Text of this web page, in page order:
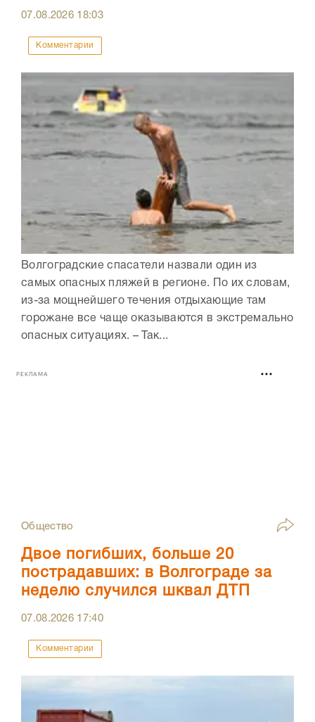
07.08.2026 18:03
Комментарии
Волгоградские спасатели назвали один из
самых опасных пляжей в регионе. По их словам,
из-за мощнейшего течения отдыхающие там
горожане все чаще оказываются в экстремально
опасных ситуациях. – Так...
РЕКЛАМА
Общество
Двое погибших, больше 20
пострадавших: в Волгограде за
неделю случился шквал ДТП
07.08.2026 17:40
Комментарии